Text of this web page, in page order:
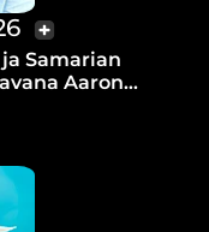
Samarian
Aaron